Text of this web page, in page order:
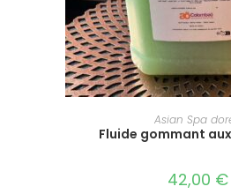
AJOUTER AU
Asian Spa
Fluide gommant
42,00 €